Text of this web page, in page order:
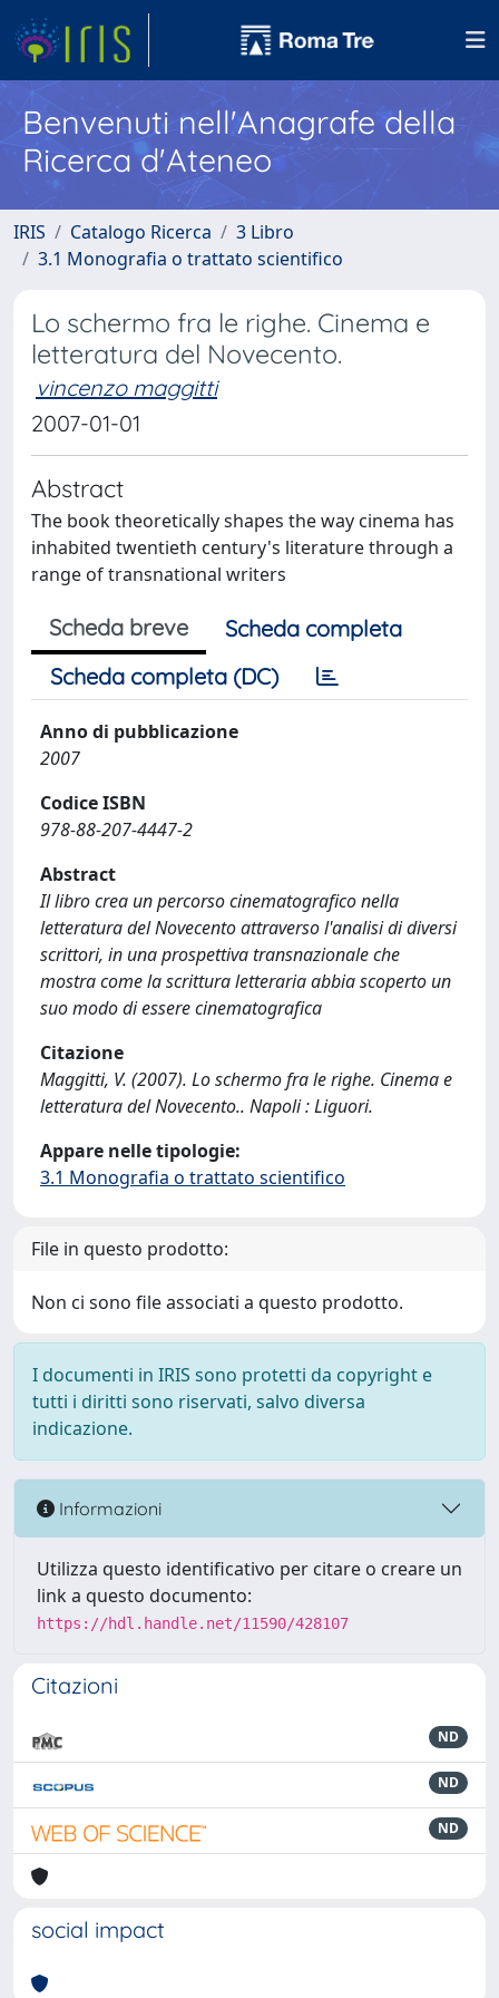
Benvenuti nell'Anagrafe della
Ricerca d'Ateneo
IRIS Catalogo Ricerca
3 Libro
3.1 Monografia o trattato scientifico
Lo schermo fra le righe. Cinema e
letteratura del Novecento.
vincenzo maggitti
2007-01-01
Abstract
The book theoretically shapes the way cinema has
inhabited twentieth century's literature through a
range of transnational writers
Scheda breve
Scheda completa
Scheda completa (DC)
Anno di pubblicazione
2007
Codice ISBN
978-88-207-4447-2
Abstract
Il libro crea un percorso cinematografico nella
letteratura del Novecento attraverso l'analisi di diversi
scrittori, in una prospettiva transnazionale che
mostra come la scrittura letteraria abbia scoperto un
suo modo di essere cinematografica
Citazione
Maggitti, V. (2007). Lo schermo fra le righe. Cinema e
letteratura del Novecento.. Napoli : Liguori.
Appare nelle tipologie:
3.1 Monografia o trattato scientifico
File in questo prodotto:
Non ci sono file associati a questo prodotto.
I documenti in IRIS sono protetti da copyright e
tutti i diritti sono riservati, salvo diversa
indicazione.
Informazioni
Utilizza questo identificativo per citare o creare un
link a questo documento:
https://hdl.handle.net/11590/428107
Citazioni
ND
ND
ND
social impact